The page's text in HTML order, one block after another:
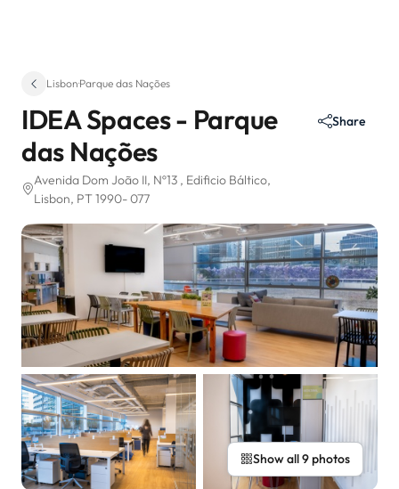
Lisbon·Parque das Nações
IDEA Spaces - Parque
das Nações
Avenida Dom João II, Nº13 , Edificio Báltico,
Lisbon, PT 1990- 077
Share
Show all 9 photos